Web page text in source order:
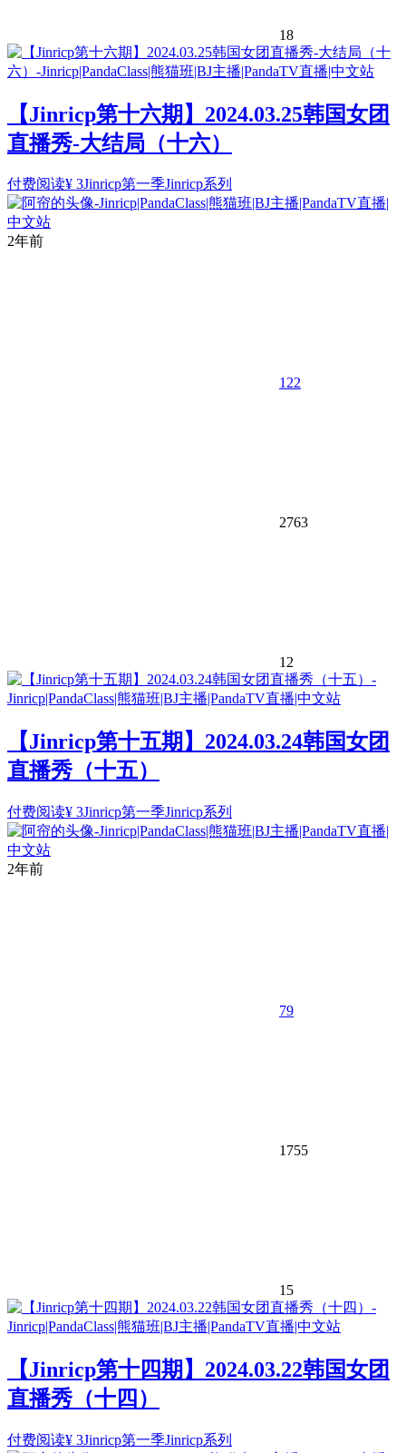
18
【Jinricp第十六期】2024.03.25韩国女团
直播秀-大结局（十六）
付费阅读¥ 3Jinricp第一季Jinricp系列
2年前
122
2763
12
【Jinricp第十五期】2024.03.24韩国女团
直播秀（十五）
付费阅读¥ 3Jinricp第一季Jinricp系列
2年前
79
1755
15
【Jinricp第十四期】2024.03.22韩国女团
直播秀（十四）
付费阅读¥ 3Jinricp第一季Jinricp系列